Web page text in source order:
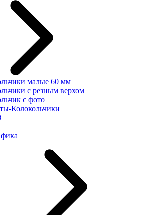
малые 60 мм
с резным верхом
с фото
Колокольчики